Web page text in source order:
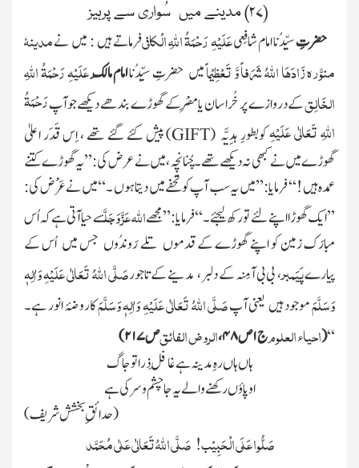
(۲۷) مدینے میں سُواری سے پرہیز
حضرتِسیِّدُنا امام شافِعیعَلَیْہِرَحْمَۃُ اللہِ الۡکافیفرماتے ہیں : میں نےمدینۂ
منوَّرہزَادَھَا اللہُ شَرَفاً وَّ تَعْظِیْماًمیں حضرتِ سیِّدُناامام مالِکعَلَیْہِرَحْمَۃُ اللہِ
الخَالِقکے دروازے پر خُراسان یامِصْر کے گھوڑے بندھے دیکھے جوآپرَحْمَۃُ
اللہِ تَعَالٰی عَلَیْہِکوبطورِ ہدِیَّہ(
GIFT
)پیش کئے گئے تھے ، اِس قَدَر اعلیٰ
گھوڑے میں نے کبھی نہ دیکھے تھے۔ چُنانچِہ، میں نے عرض کی: ’’یہ گھوڑے کتنے
عمدہ ہیں ! ‘‘ فرمایا: ’’میں یہ سب آپ کو تحفے میں دیتا ہوں ۔ ‘‘ میں نے عَرْض کی :
’’ایک گھوڑااپنے لئے تورکھ لیجئے۔ ‘‘ فرمایا: ’’مجھےاللہ عَزَّ وَجَلَّسے حیا آتی ہے کہ اُس
مبارَک زمین کو اپنے گھوڑے کے قدموں تلے رَوندُوں جس میں اُس کے
پیارےپَیَمبر، بی بی آمِنہ کے دلبر ، مدینے کے تاجورصَلَّی اللہُ تَعَالٰی عَلَیْہِ وَاٰلِہٖ
وَسَلَّمَموجود ہیں یعنی آپصَلَّی اللہُ تَعَالٰی عَلَیْہِ وَاٰلِہٖ وَسَلَّمَکاروضۂ انور ہے۔
‘‘
(احیاء العلومج۱ص۴۸،الروض الفائقص۲۱۷)
ہاں ہاں رہِ مدینہ ہے غافِل ذرا تو جاگ
او پاؤں رکھنے والے یہ جا چشم و سر کی ہے
(حدائقِ بخشش شریف)
صَلُّوا عَلَی الْحَبِیْب! صَلَّی اللہُ تَعَالٰی عَلٰی مُحَمَّد